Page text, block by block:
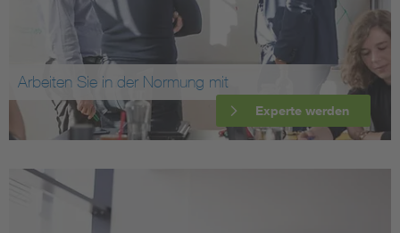
Arbeiten Sie in der Normung mit
Experte werden